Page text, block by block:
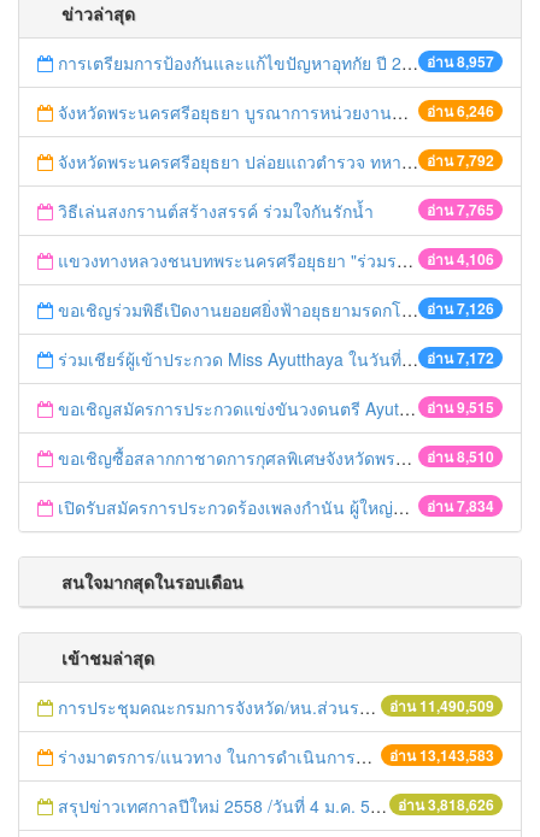
ข่าวล่าสุด
อ่าน 8,957
การเตรียมการป้องกันและแก้ไขปัญหาอุทกัย ปี 2561
อ่าน 6,246
จังหวัดพระนครศรีอยุธยา บูรณาการหน่วยงานที่เกี่ยวข้อง ลงพื้นที่จัดระเบียบและดำเนินมาตรการตามบทลงโทษสูงสุดกับผู้ประกอบการร้านค้าที่ยังฝ่าฝืนตั้งร้านค้ารุกล้ำเขตพื้นที่ทางหลวง เตรียมความปลอดภัยก่อนเทศกาลสงกรานต์
อ่าน 7,792
จังหวัดพระนครศรีอยุธยา ปล่อยแถวตำรวจ ทหาร ฝ่ายปกครอง กว่า 100 นาย ตรวจเข้มท่ารถสาธารณะ สถานีขนส่งรถโดยสาร วินรถตู้ และสถานีรถไฟ เตรียมรับมือเทศกาลสงกรานต์
อ่าน 7,765
วิธีเล่นสงกรานต์สร้างสรรค์ ร่วมใจกันรักน้ำ
อ่าน 4,106
แขวงทางหลวงชนบทพระนครศรีอยุธยา "ร่วมรณรงค์ ขับช้า เปิดไฟหน้า คาดเข็มขัด" เทศกาลสงกรานต์ ปี 2561
อ่าน 7,126
ขอเชิญร่วมพิธีเปิดงานยอยศยิ่งฟ้าอยุธยามรดกโลก
อ่าน 7,172
ร่วมเชียร์ผู้เข้าประกวด Miss Ayutthaya ในวันที่ 15 ธันวาคม 2560
อ่าน 9,515
ขอเชิญสมัครการประกวดแข่งขันวงดนตรี Ayutthaya battle of the bands
อ่าน 8,510
ขอเชิญซื้อสลากกาชาดการกุศลพิเศษจังหวัดพระนครศรีอยุธยา 2560
อ่าน 7,834
เปิดรับสมัครการประกวดร้องเพลงกำนัน ผู้ใหญ่บ้าน ฯลฯ
สนใจมากสุดในรอบเดือน
เข้าชมล่าสุด
อ่าน 11,490,509
การประชุมคณะกรมการจังหวัด/หน.ส่วนราชการประจำเดือน มิถุนายน 2558
อ่าน 13,143,583
ร่างมาตรการ/แนวทาง ในการดำเนินการประกอบการตรวจราชการแบบบูรณาการ
อ่าน 3,818,626
สรุปข่าวเทศกาลปีใหม่ 2558 /วันที่ 4 ม.ค. 58